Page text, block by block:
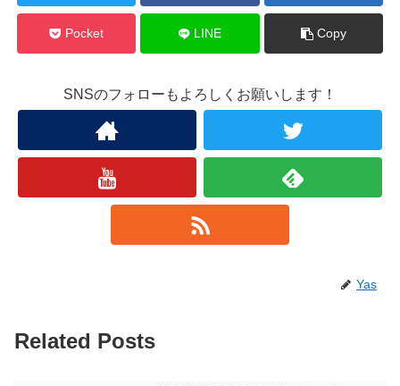
Pocket LINE Copy
SNSのフォローもよろしくお願いします！
Yas
Related Posts